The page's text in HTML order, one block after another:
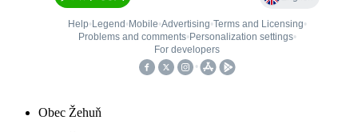
Obec Žehuň